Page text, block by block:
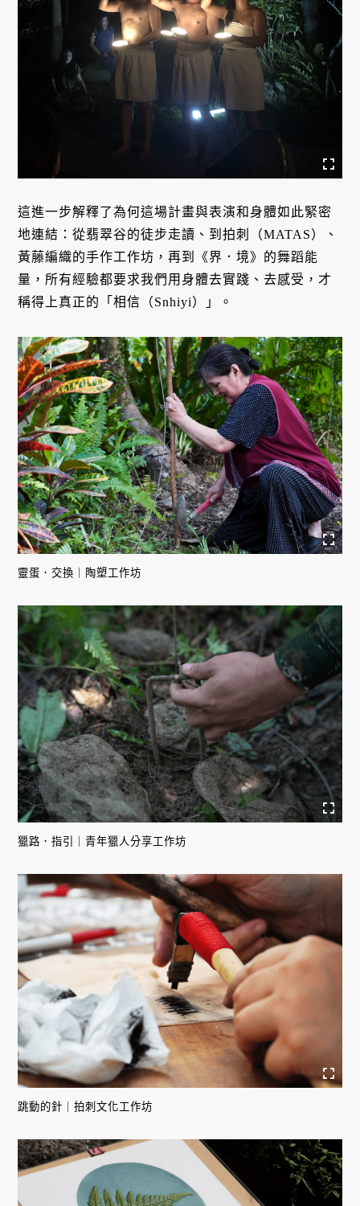
這進一步解釋了為何這場計畫與表演和身體如此緊密
地連結：從翡翠谷的徒步走讀、到拍刺（MATAS）、
黃藤編織的手作工作坊，再到《界．境》的舞蹈能
量，所有經驗都要求我們用身體去實踐、去感受，才
稱得上真正的「相信（Snhiyi）」。
靈蛋．交換｜陶塑工作坊
獵路．指引｜青年獵人分享工作坊
跳動的針｜拍刺文化工作坊